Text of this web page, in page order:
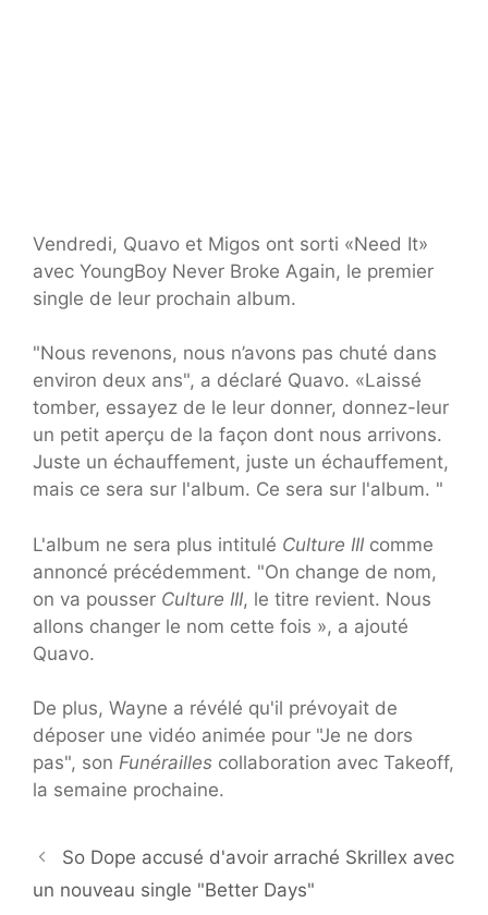
Vendredi, Quavo et Migos ont sorti «Need It»
avec YoungBoy Never Broke Again, le premier
single de leur prochain album.
"Nous revenons, nous n’avons pas chuté dans
environ deux ans", a déclaré Quavo. «Laissé
tomber, essayez de le leur donner, donnez-leur
un petit aperçu de la façon dont nous arrivons.
Juste un échauffement, juste un échauffement,
mais ce sera sur l'album. Ce sera sur l'album. "
L'album ne sera plus intitulé Culture III comme
annoncé précédemment. "On change de nom,
on va pousser Culture III, le titre revient. Nous
allons changer le nom cette fois », a ajouté
Quavo.
De plus, Wayne a révélé qu'il prévoyait de
déposer une vidéo animée pour "Je ne dors
pas", son Funérailles collaboration avec Takeoff,
la semaine prochaine.
So Dope accusé d'avoir arraché Skrillex avec
un nouveau single "Better Days"